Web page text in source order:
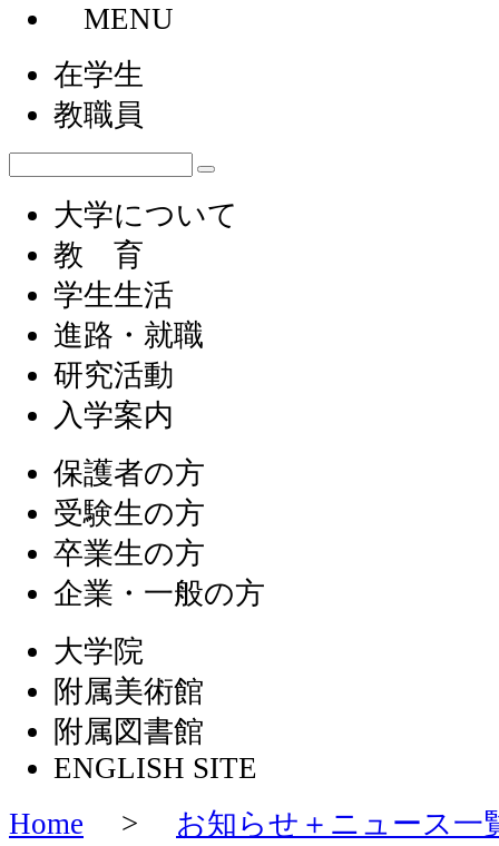
MENU
在学生
教職員
大学について
教 育
学生生活
進路・就職
研究活動
入学案内
保護者の方
受験生の方
卒業生の方
企業・一般の方
大学院
附属美術館
附属図書館
ENGLISH SITE
Home > お知らせ＋ニュース一